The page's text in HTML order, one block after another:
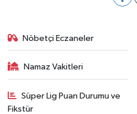
Nöbetçi Eczaneler
Namaz Vakitleri
Süper Lig Puan Durumu ve
Fikstür